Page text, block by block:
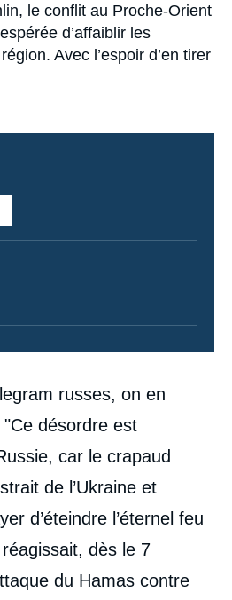
le conflit au Proche-Orient
d’affaiblir les
Avec l’espoir d’en tirer
russes, on en
désordre est
car le crapaud
de l’Ukraine et
d’éteindre l’éternel feu
dès le 7
du Hamas contre